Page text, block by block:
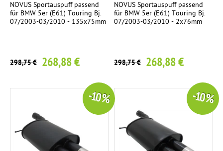
NOVUS Sportauspuff passend
für BMW 5er (E61) Touring Bj.
07/2003-03/2010 - 135x75mm
298,75 € 268,88 €
NOVUS Sportauspuff passend
für BMW 5er (E61) Touring Bj.
07/2003-03/2010 - 2x76mm
298,75 € 268,88 €
-10 % -10 %